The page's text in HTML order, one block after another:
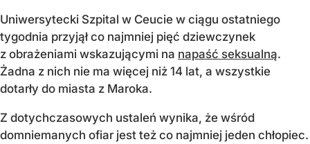
Uniwersytecki Szpital w Ceucie w ciągu ostatniego
tygodnia przyjął co najmniej pięć dziewczynek
z obrażeniami wskazującymi na napaść seksualną.
Żadna z nich nie ma więcej niż 14 lat, a wszystkie
dotarły do miasta z Maroka.
Z dotychczasowych ustaleń wynika, że wśród
domniemanych ofiar jest też co najmniej jeden chłopiec.